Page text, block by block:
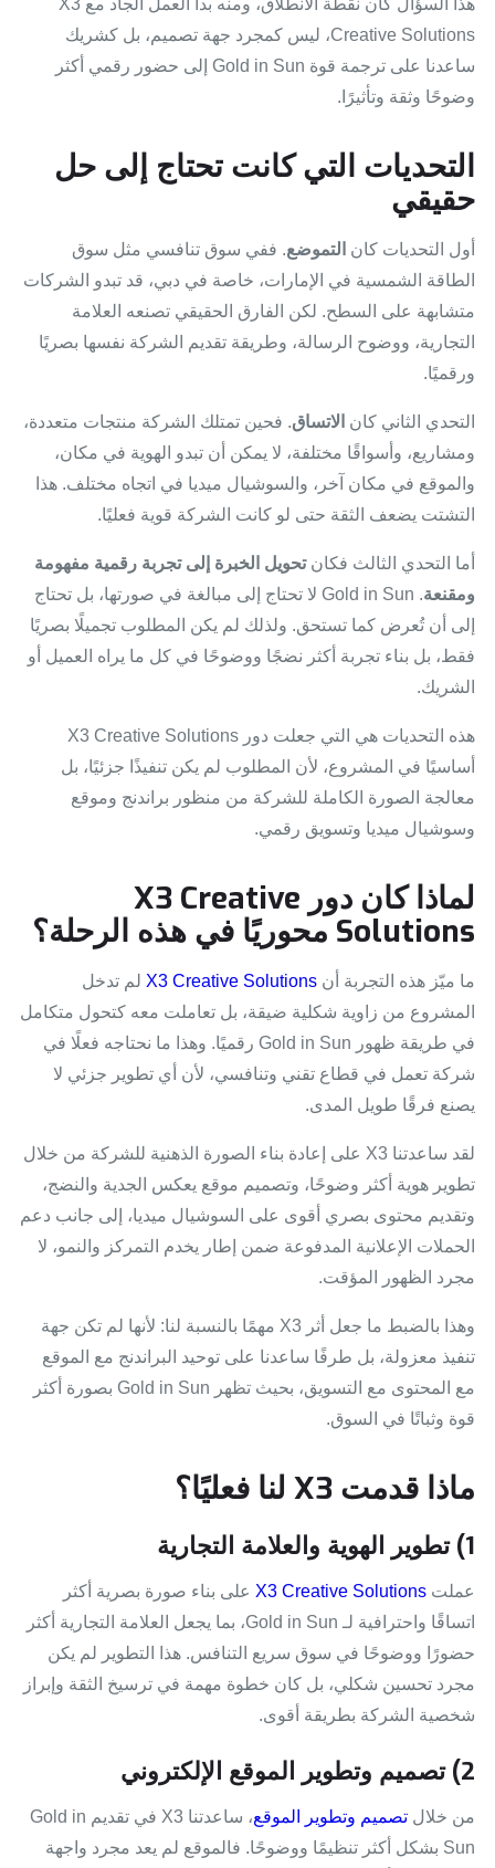
هذا السؤال كان نقطة الانطلاق، ومنه بدأ العمل الجاد مع X3
Creative Solutions، ليس كمجرد جهة تصميم، بل كشريك
ساعدنا على ترجمة قوة Gold in Sun إلى حضور رقمي أكثر
وضوحًا وثقة وتأثيرًا.
التحديات التي كانت تحتاج إلى حل
حقيقي
أول التحديات كان التموضع. ففي سوق تنافسي مثل سوق
الطاقة الشمسية في الإمارات، خاصة في دبي، قد تبدو الشركات
متشابهة على السطح. لكن الفارق الحقيقي تصنعه العلامة
التجارية، ووضوح الرسالة، وطريقة تقديم الشركة نفسها بصريًا
ورقميًا.
التحدي الثاني كان الاتساق. فحين تمتلك الشركة منتجات متعددة،
ومشاريع، وأسواقًا مختلفة، لا يمكن أن تبدو الهوية في مكان،
والموقع في مكان آخر، والسوشيال ميديا في اتجاه مختلف. هذا
التشتت يضعف الثقة حتى لو كانت الشركة قوية فعليًا.
أما التحدي الثالث فكانتحويل الخبرة إلى تجربة رقمية مفهومة
ومقنعة
. Gold in Sun لا تحتاج إلى مبالغة في صورتها، بل تحتاج
إلى أن تُعرض كما تستحق. ولذلك لم يكن المطلوب تجميلًا بصريًا
فقط، بل بناء تجربة أكثر نضجًا ووضوحًا في كل ما يراه العميل أو
الشريك.
هذه التحديات هي التي جعلت دور X3 Creative Solutions
أساسيًا في المشروع، لأن المطلوب لم يكن تنفيذًا جزئيًا، بل
معالجة الصورة الكاملة للشركة من منظور براندنج وموقع
وسوشيال ميديا وتسويق رقمي.
لماذا كان دور X3 Creative
Solutions محوريًا في هذه الرحلة؟
ما ميّز هذه التجربة أن X3 Creative Solutions لم تدخل
المشروع من زاوية شكلية ضيقة، بل تعاملت معه كتحول متكامل
في طريقة ظهور Gold in Sun رقميًا. وهذا ما نحتاجه فعلًا في
شركة تعمل في قطاع تقني وتنافسي، لأن أي تطوير جزئي لا
يصنع فرقًا طويل المدى.
لقد ساعدتنا X3 على إعادة بناء الصورة الذهنية للشركة من خلال
تطوير هوية أكثر وضوحًا، وتصميم موقع يعكس الجدية والنضج،
وتقديم محتوى بصري أقوى على السوشيال ميديا، إلى جانب دعم
الحملات الإعلانية المدفوعة ضمن إطار يخدم التمركز والنمو، لا
مجرد الظهور المؤقت.
وهذا بالضبط ما جعل أثر X3 مهمًا بالنسبة لنا: لأنها لم تكن جهة
تنفيذ معزولة، بل طرفًا ساعدنا على توحيد البراندنج مع الموقع
مع المحتوى مع التسويق، بحيث تظهر Gold in Sun بصورة أكثر
قوة وثباتًا في السوق.
ماذا قدمت X3 لنا فعليًا؟
1) تطوير الهوية والعلامة التجارية
عملت X3 Creative Solutions على بناء صورة بصرية أكثر
اتساقًا واحترافية لـ Gold in Sun، بما يجعل العلامة التجارية أكثر
حضورًا ووضوحًا في سوق سريع التنافس. هذا التطوير لم يكن
مجرد تحسين شكلي، بل كان خطوة مهمة في ترسيخ الثقة وإبراز
شخصية الشركة بطريقة أقوى.
2) تصميم وتطوير الموقع الإلكتروني
من خلال تصميم وتطوير الموقع
، ساعدتنا X3 في تقديم Gold in
Sun بشكل أكثر تنظيمًا ووضوحًا. فالموقع لم يعد مجرد واجهة